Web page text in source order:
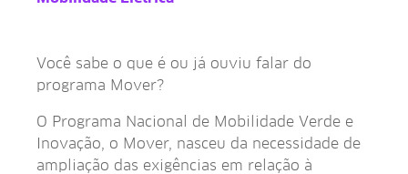
Você sabe o que é ou já ouviu falar do
programa Mover?
O Programa Nacional de Mobilidade Verde e
Inovação, o Mover, nasceu da necessidade de
ampliação das exigências em relação à